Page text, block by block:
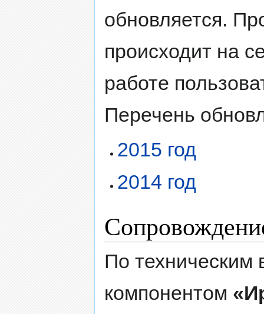
обновляется.
происходит на
работе
Перечень
2015 год
2014 год
По техническим
компонентом